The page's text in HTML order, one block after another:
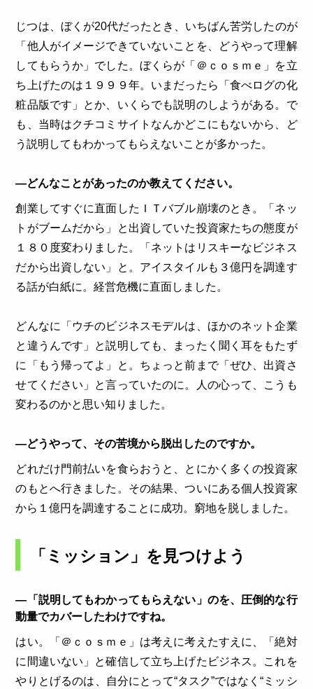
じつは、ぼくが20代だったとき、いちばん苦労したのが
「他人がイメージできていないことを、どうやって理解
してもらうか」でした。ぼくらが「＠ｃｏｓｍｅ」を立
ち上げたのは１９９９年。いまだったら「食べログの化
粧品版です」とか、いくらでも説明のしようがある。で
も、当時はクチコミサイトなんかどこにもないから、ど
う説明してもわかってもらえないことが多かった。
―どんなことがあったのか教えてください。
創業してすぐに直面したＩＴバブル崩壊のとき。「ネッ
トがブームだから」と出資していた投資家たちの態度が
１８０度変わりました。「ネットはリスキーなビジネス
だから出資しない」と。アイスタイルも３億円を調達す
る話が白紙に。経営危機に直面しました。
どんなに「ウチのビジネスモデルは、ほかのネット企業
と違うんです」と説明しても、まったく聞く耳をもたず
に「もう帰ってよ」と。ちょっと前まで「ぜひ、出資さ
せてください」と言っていたのに。人の心って、こうも
変わるのかと思い知りました。
―どうやって、その苦境から脱出したのですか。
どれだけ門前払いを食らおうと、とにかく多くの投資家
のもとへ行きました。その結果、ついにある個人投資家
から１億円を調達することに成功。窮地を脱しました。
「ミッション」を見つけよう
―「説明してもわかってもらえない」のを、圧倒的な行
動量でカバーしたわけですね。
はい。「＠ｃｏｓｍｅ」は考えに考えたすえに、「絶対
に間違いない」と確信して立ち上げたビジネス。これを
やりとげるのは、自分にとって“タスク”ではなく“ミッシ